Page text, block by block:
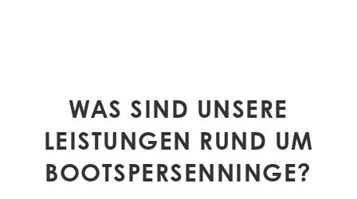
WAS SIND UNSERE
LEISTUNGEN RUND UM
BOOTSPERSENNINGE?